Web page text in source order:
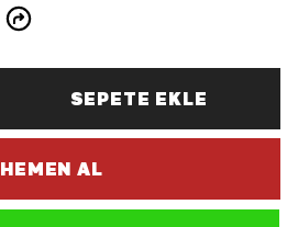
SEPETE EKLE
HEMEN AL